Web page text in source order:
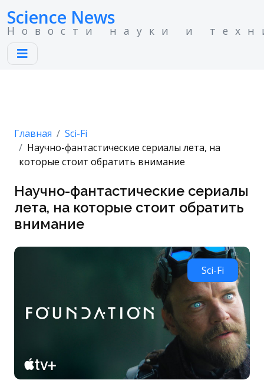
Science News
Новости науки и
Главная
Sci-Fi
Научно-фантастические сериалы лета, на
которые стоит обратить внимание
Научно-фантастические сериалы
лета, на которые стоит обратить
внимание
Sci-Fi